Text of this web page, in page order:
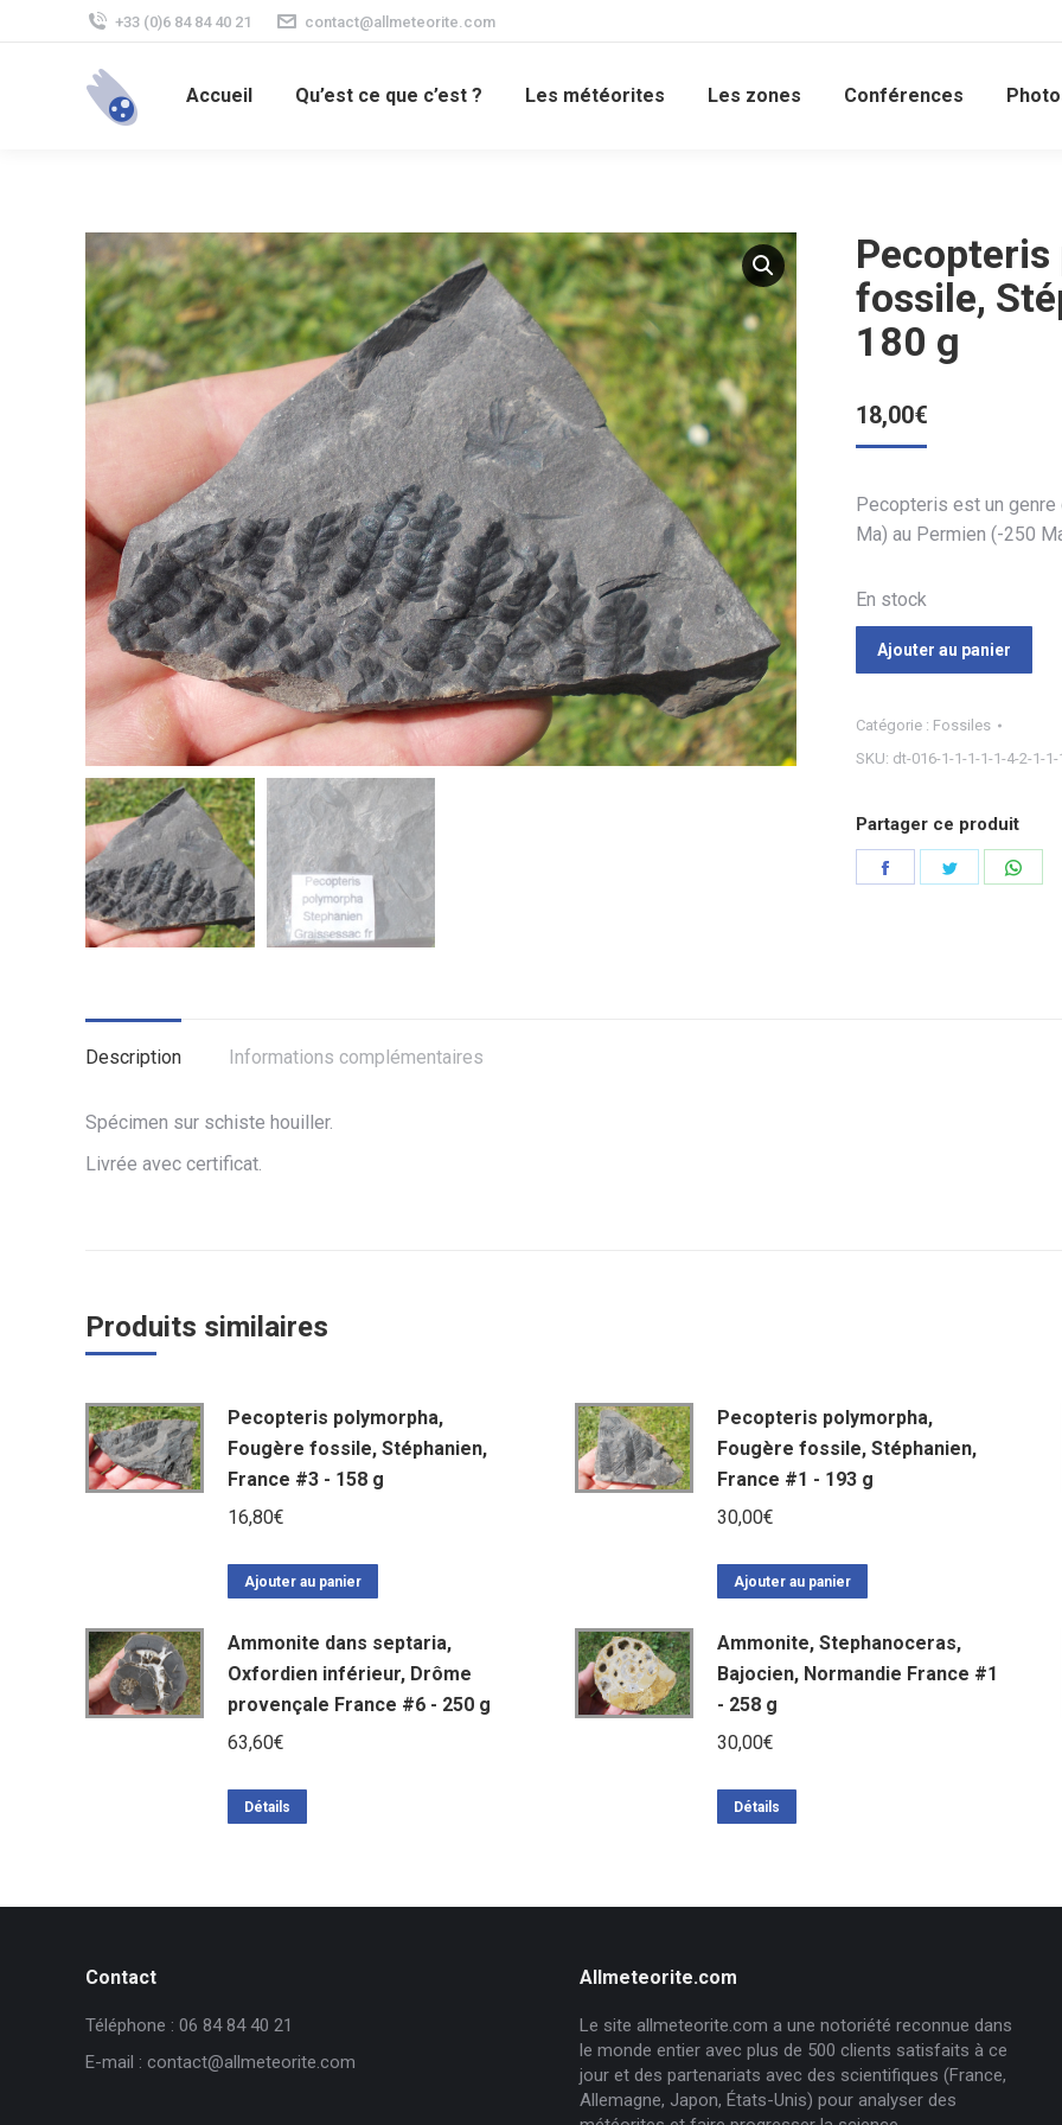
+33 (0)6 84 84 40 21 contact@allmeteorite.com
Accueil Qu’est ce que c’est ? Les météorites Les zones Conférences
fossile,
180 g
18,00€
Pecopteris est un
Ma) au Permien (-250
En stock
Ajouter au panier
Catégorie : Fossiles
SKU: dt-016-1-1-1-1-1-4-2-1-
Partager ce produit
Partager Partager
Description Informations complémentaires
Spécimen sur schiste houiller.
Livrée avec certificat.
Produits similaires
Pecopteris polymorpha,
Fougère fossile, Stéphanien,
France #3 - 158 g
16,80€
Ajouter au panier
Pecopteris polymorpha,
Fougère fossile, Stéphanien,
France #1 - 193 g
30,00€
Ajouter au panier
Ammonite dans septaria,
Oxfordien inférieur, Drôme
provençale France #6 - 250 g
63,60€
Détails
Ammonite, Stephanoceras,
Bajocien, Normandie France #1
- 258 g
30,00€
Détails
Contact
Téléphone : 06 84 84 40 21
E-mail : contact@allmeteorite.com
Allmeteorite.com
Le site allmeteorite.com a une notoriété reconnue dans
le monde entier avec plus de 500 clients satisfaits à ce
jour et des partenariats avec des scientifiques (France,
Allemagne, Japon, États-Unis) pour analyser des